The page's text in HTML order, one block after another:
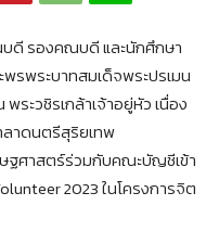
ดี รองคณบดี และนักศึกษา
รพระบาทสมเด็จพระปรเมน
ระวชิรเกล้าเจ้าอยู่หัว เนื่อง
ลาดนตรีสุริยเทพ
ฐศาสตร์ร่วมกับคณะบัญชีเข้า
2023 ในโครงการจิต